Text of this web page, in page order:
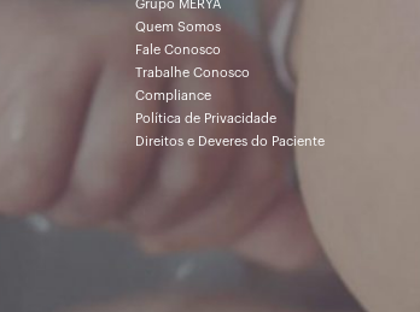
Grupo MERYA
Quem Somos
Fale Conosco
Trabalhe Conosco
Compliance
Política de Privacidade
Direitos e Deveres do Paciente